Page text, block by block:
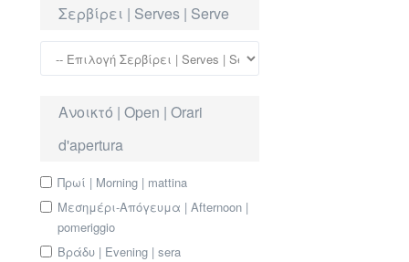
Σερβίρει | Serves | Serve
Ανοικτό | Open | Orari
d'apertura
Πρωί | Morning | mattina
Μεσημέρι-Απόγευμα | Afternoon |
pomeriggio
Βράδυ | Evening | sera